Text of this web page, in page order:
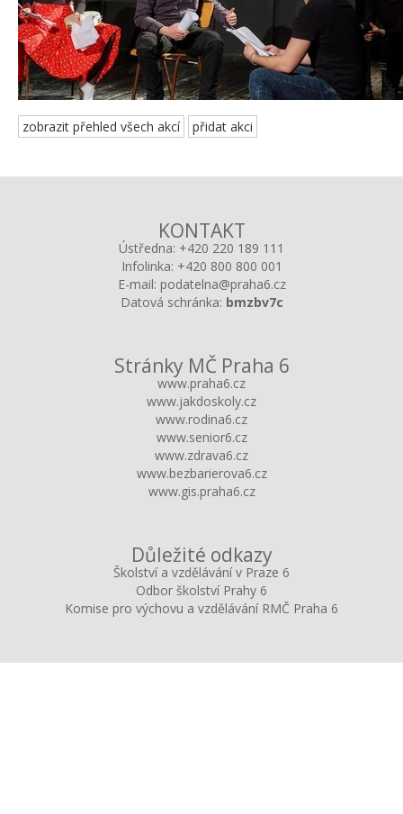
zobrazit přehled všech akcí přidat akci
KONTAKT
Ústředna: +420 220 189 111
Infolinka: +420 800 800 001
E-mail: podatelna@praha6.cz
Datová schránka: bmzbv7c
Stránky MČ Praha 6
www.praha6.cz
www.jakdoskoly.cz
www.rodina6.cz
www.senior6.cz
www.zdrava6.cz
www.bezbarierova6.cz
www.gis.praha6.cz
Důležité odkazy
Školství a vzdělávání v Praze 6
Odbor školství Prahy 6
Komise pro výchovu a vzdělávání RMČ Praha 6